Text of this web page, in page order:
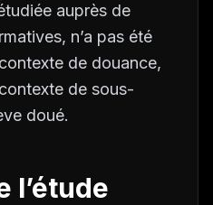
auprès de
n’a pas été
de douance,
de sous-
doué.
l’étude